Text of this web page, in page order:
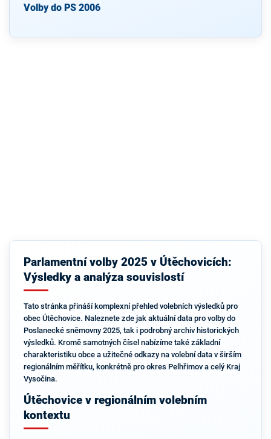
Volby do PS 2006
Parlamentní volby 2025 v Útěchovicích:
Výsledky a analýza souvislostí
Tato stránka přináší komplexní přehled volebních výsledků pro
obec Útěchovice. Naleznete zde jak aktuální data pro volby do
Poslanecké sněmovny 2025, tak i podrobný archiv historických
výsledků. Kromě samotných čísel nabízíme také základní
charakteristiku obce a užitečné odkazy na volební data v širším
regionálním měřítku, konkrétně pro okres Pelhřimov a celý Kraj
Vysočina.
Útěchovice v regionálním volebním
kontextu